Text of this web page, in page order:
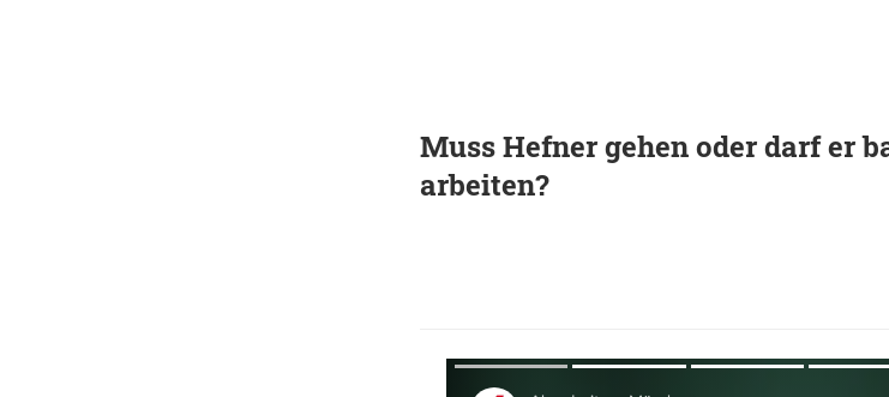
Muss Hefner gehen oder darf er
arbeiten?